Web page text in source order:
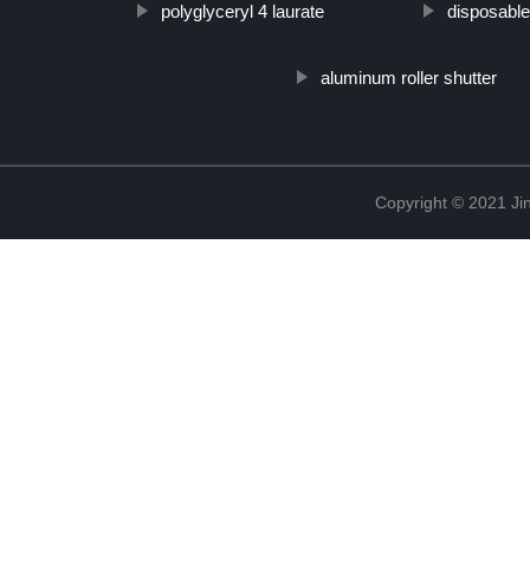
polyglyceryl 4 laurate
aluminum roller shutter
Copyright © 2021